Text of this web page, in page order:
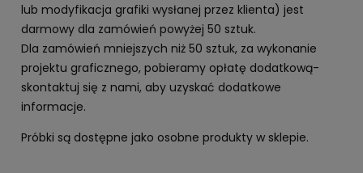
lub modyfikacja grafiki wysłanej przez klienta) jest
darmowy dla zamówień powyżej 50 sztuk.
Dla zamówień mniejszych niż 50 sztuk, za wykonanie
projektu graficznego, pobieramy opłatę dodatkową-
skontaktuj się z nami, aby uzyskać dodatkowe
informacje.
Próbki są dostępne jako osobne produkty w sklepie.